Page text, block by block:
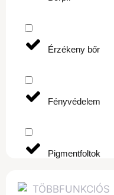
Érzékeny bőr
Fényvédelem
Pigmentfoltok